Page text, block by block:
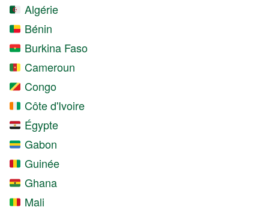
Algérie
Bénin
Burkina Faso
Cameroun
Congo
Côte d'Ivoire
Égypte
Gabon
Guinée
Ghana
Mali